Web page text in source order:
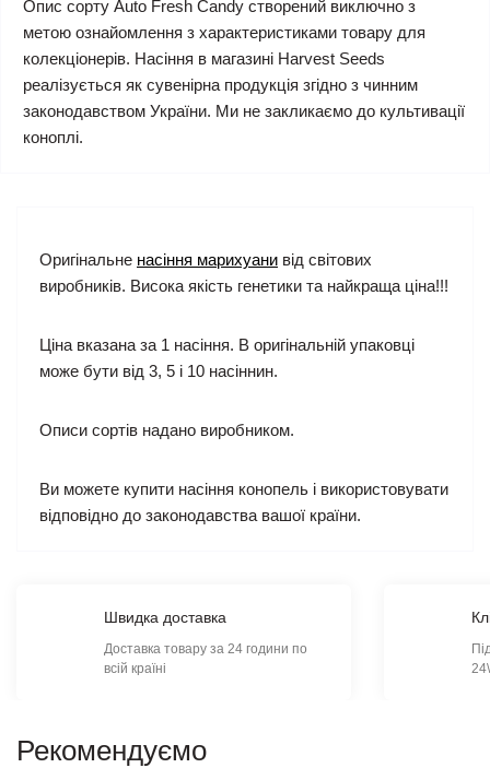
Опис сорту Auto Fresh Candy створений виключно з
метою ознайомлення з характеристиками товару для
колекціонерів. Насіння в магазині Harvest Seeds
реалізується як сувенірна продукція згідно з чинним
законодавством України. Ми не закликаємо до культивації
коноплі.
Оригінальне насіння марихуани від світових
виробників. Висока якість генетики та найкраща ціна!!!
Ціна вказана за 1 насіння. В оригінальній упаковці
може бути від 3, 5 і 10 насіннин.
Описи сортів надано виробником.
Ви можете купити насіння конопель і використовувати
відповідно до законодавства вашої країни.
Швидка доставка
Доставка товару за 24 години по
всій країні
Рекомендуємо